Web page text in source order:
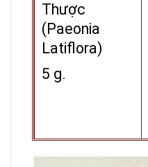
Thược
(Paeonia
Latiflora)
5 g.